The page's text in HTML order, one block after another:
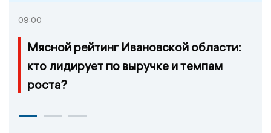
09:00
Мясной рейтинг Ивановской области:
кто лидирует по выручке и темпам
роста?